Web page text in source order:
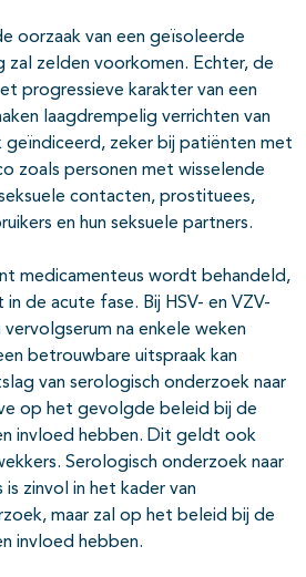
oorzaak van een geïsoleerde
zal zelden voorkomen. Echter, de
progressieve karakter van een
laagdrempelig verrichten van
geïndiceerd, zeker bij patiënten met
zoals personen met wisselende
contacten, prostituees,
en hun seksuele partners.
medicamenteus wordt behandeld,
de acute fase. Bij HSV- en VZV-
na enkele weken
betrouwbare uitspraak kan
van serologisch onderzoek naar
op het gevolgde beleid bij de
invloed hebben. Dit geldt ook
Serologisch onderzoek naar
zinvol in het kader van
maar zal op het beleid bij de
invloed hebben.